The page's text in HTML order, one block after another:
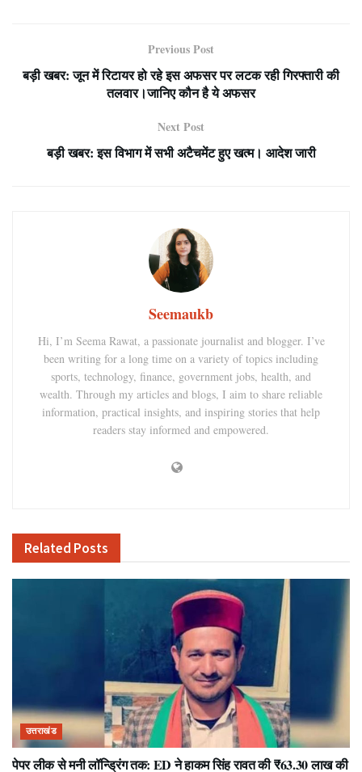
Previous Post
बड़ी खबर: जून में रिटायर हो रहे इस अफसर पर लटक रही गिरफ्तारी की
तलवार।जानिए कौन है ये अफसर
Next Post
बड़ी खबर: इस विभाग में सभी अटैचमेंट हुए खत्म। आदेश जारी
Seemaukb
Hi, I’m Seema Rawat, a passionate journalist and blogger. I’ve
been writing for a long time on a variety of topics including
sports, technology, finance, government jobs, health, and
wealth. Through my articles and blogs, I aim to share reliable
information, practical insights, and inspiring stories that help
readers stay informed and empowered.
Related Posts
उत्तराखंड
पेपर लीक से मनी लॉन्ड्रिंग तक: ED ने हाकम सिंह रावत की ₹63.30 लाख की